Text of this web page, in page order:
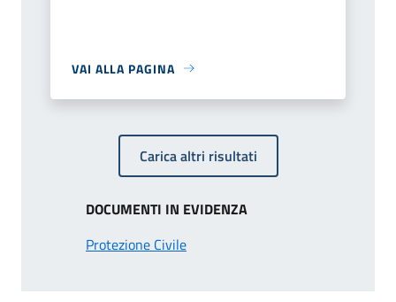
VAI ALLA PAGINA
Carica altri risultati
DOCUMENTI IN EVIDENZA
Protezione Civile